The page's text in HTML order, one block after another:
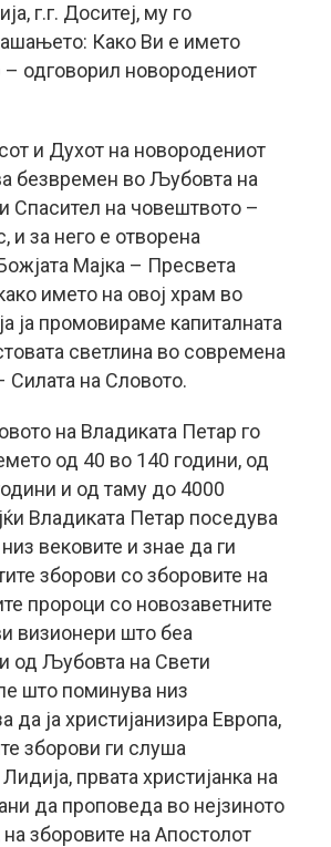
г.г. Доситеј, му го
Како Ви е името
– одговорил новородениот
и Духот на новородениот
безвремен во Љубовта на
Спасител на човештвото –
и за него е отворена
Мајка – Пресвета
името на овој храм во
ја промовираме капиталната
светлина во современа
Силата на Словото.
на Владиката Петар го
од 40 во 140 години, од
и од таму до 4000
Владиката Петар поседува
вековите и знае да ги
зборови со зборовите на
пророци со новозаветните
визионери што беа
од Љубовта на Свети
што поминува низ
да ја христијанизира Европа,
зборови ги слуша
првата христијанка на
да проповеда во нејзиното
зборовите на Апостолот